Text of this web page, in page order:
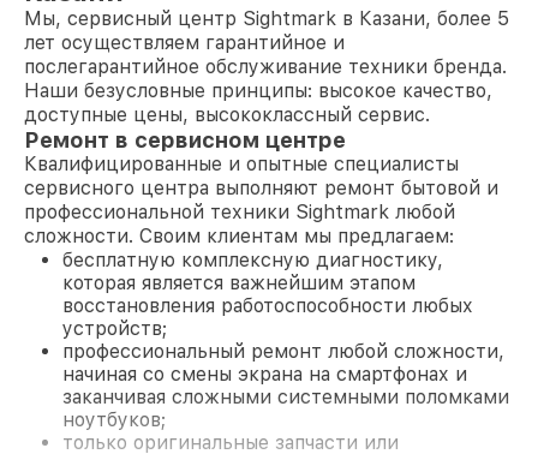
Мы, сервисный центр Sightmark в Казани, более 5
лет осуществляем гарантийное и
послегарантийное обслуживание техники бренда.
Наши безусловные принципы: высокое качество,
доступные цены, высококлассный сервис.
Ремонт в сервисном центре
Квалифицированные и опытные специалисты
сервисного центра выполняют ремонт бытовой и
профессиональной техники Sightmark любой
сложности. Своим клиентам мы предлагаем:
бесплатную комплексную диагностику,
которая является важнейшим этапом
восстановления работоспособности любых
устройств;
профессиональный ремонт любой сложности,
начиная со смены экрана на смартфонах и
заканчивая сложными системными поломками
ноутбуков;
только оригинальные запчасти или